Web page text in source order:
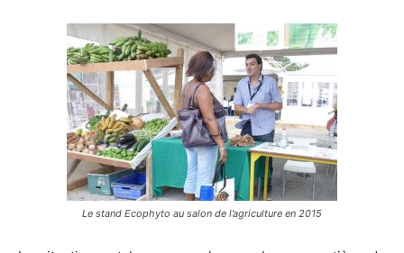
Le stand Ecophyto au salon de l’agriculture en 2015